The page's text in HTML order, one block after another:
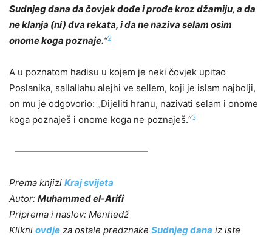
Sudnjeg dana da čovjek dođe i prođe kroz džamiju, a da
ne klanja (ni) dva rekata, i da ne naziva selam osim
onome koga poznaje.“2
A u poznatom hadisu u kojem je neki čovjek upitao
Poslanika, sallallahu alejhi ve sellem, koji je islam najbolji,
on mu je odgovorio: „Dijeliti hranu, nazivati selam i onome
koga poznaješ i onome koga ne poznaješ.“3
Prema knjizi Kraj svijeta
Autor: Muhammed el-Arifi
Priprema i naslov: Menhedž
Klikni ovdje za ostale predznake Sudnjeg dana iz iste